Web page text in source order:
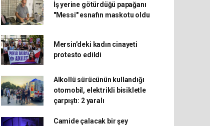
İş yerine götürdüğü papağanı
"Messi" esnafın maskotu oldu
Mersin’deki kadın cinayeti
protesto edildi
Alkollü sürücünün kullandığı
otomobil, elektrikli bisikletle
çarpıştı: 2 yaralı
Camide çalacak bir şey